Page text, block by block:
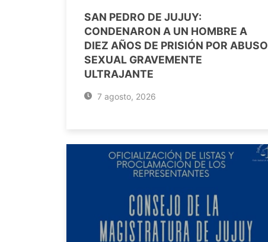
SAN PEDRO DE JUJUY:
CONDENARON A UN HOMBRE A
DIEZ AÑOS DE PRISIÓN POR ABUSO
SEXUAL GRAVEMENTE
ULTRAJANTE
7 agosto, 2026